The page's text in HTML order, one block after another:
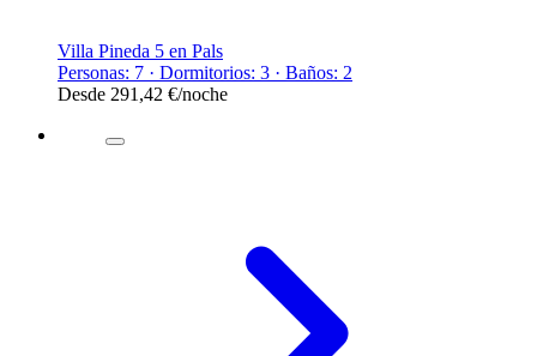
Villa Pineda 5 en Pals
Personas: 7 · Dormitorios: 3 · Baños: 2
Desde 291,42 €/noche